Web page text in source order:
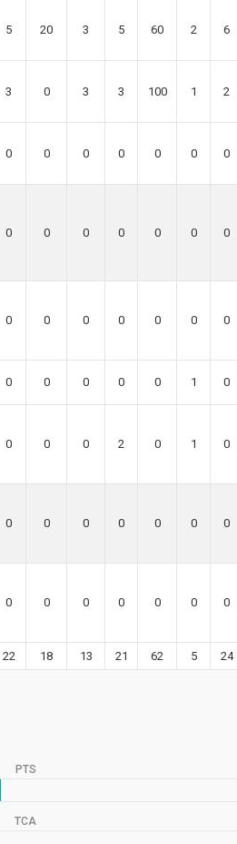
5 20 3 5 60 2 6
3 0 3 3 100 1 2
0 0 0 0 0 0 0
0 0 0 0 0 0 0
0 0 0 0 0 0 0
0 0 0 0 0 1 0
0 0 0 2 0 1 0
0 0 0 0 0 0 0
0 0 0 0 0 0 0
22 18 13 21 62 5 24
PTS
TCA